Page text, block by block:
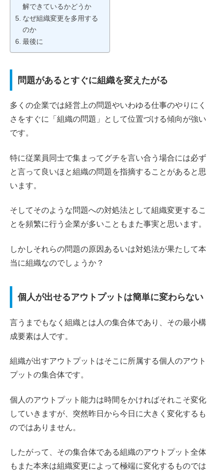
解できているかどうか
なぜ組織変更を多用する
のか
最後に
問題があるとすぐに組織を変えたがる
多くの企業では経営上の問題やいわゆる仕事のやりにく
さをすぐに「組織の問題」として位置づける傾向が強い
です。
特に従業員同士で集まってグチを言い合う場合には必ず
と言って良いほと組織の問題を指摘することがあると思
います。
そしてそのような問題への対処法として組織変更するこ
とを頻繁に行う企業が多いこともまた事実と思います。
しかしそれらの問題の原因あるいは対処法が果たして本
当に組織なのでしょうか？
個人が出せるアウトプットは簡単に変わらない
言うまでもなく組織とは人の集合体であり、その最小構
成要素は人です。
組織が出すアウトプットはそこに所属する個人のアウト
プットの集合体です。
個人のアウトプット能力は時間をかければそれこそ変化
していきますが、突然昨日から今日に大きく変化するも
のではありません。
したがって、その集合体である組織のアウトプット全体
もまた本来は組織変更によって極端に変化するものでは